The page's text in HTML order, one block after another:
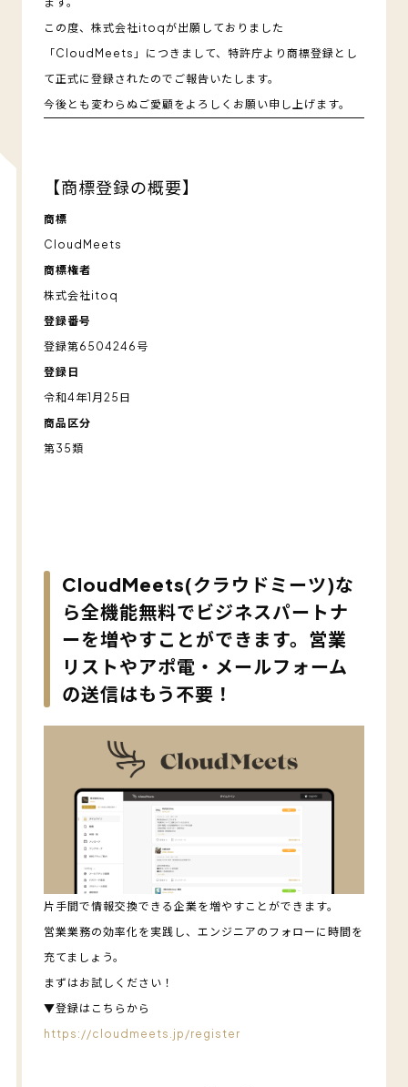
この度、株式会社itoqが出願しておりました
「CloudMeets」につきまして、特許庁より商標登録とし
て正式に登録されたのでご報告いたします。
今後とも変わらぬご愛顧をよろしくお願い申し上げます。
【商標登録の概要】
商標
CloudMeets
商標権者
株式会社itoq
登録番号
登録第6504246号
登録日
令和4年1月25日
商品区分
第35類
CloudMeets(クラウドミーツ)な
ら全機能無料でビジネスパートナ
ーを増やすことができます。営業
リストやアポ電・メールフォーム
の送信はもう不要！
片手間で情報交換できる企業を増やすことができます。
営業業務の効率化を実践し、エンジニアのフォローに時間を
充てましょう。
まずはお試しください！
▼登録はこちらから
https://cloudmeets.jp/register